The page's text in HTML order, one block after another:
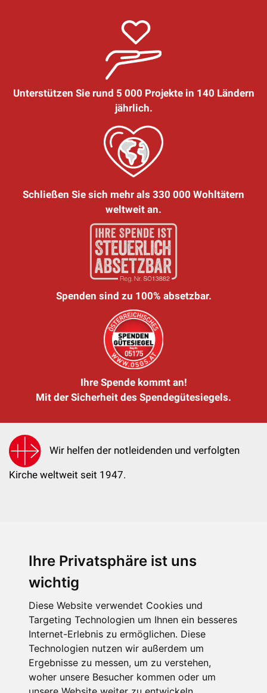
Ihre Privatsphäre ist uns
wichtig
Diese Website verwendet Cookies und
Targeting Technologien um Ihnen ein besseres
Internet-Erlebnis zu ermöglichen. Diese
Technologien nutzen wir außerdem um
Ergebnisse zu messen, um zu verstehen,
woher unsere Besucher kommen oder um
Unterstützen Sie rund 5 000 Projekte in 140 Ländern
jährlich.
Schließen Sie sich mehr als 330 000 Wohltätern
weltweit an.
Spenden sind zu 100% absetzbar.
Ihre Spende kommt an!
Mit der Sicherheit des Spendegütesiegels.
Wir helfen der notleidenden und verfolgten
Kirche weltweit seit 1947.
KIRCHE IN NOT - Österreich
kin@kircheinnot.at
KIN weltweit